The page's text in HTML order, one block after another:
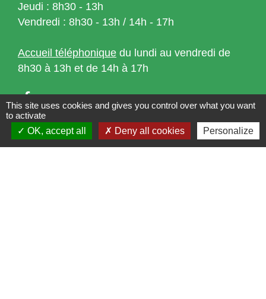
Jeudi : 8h30 - 13h
Vendredi : 8h30 - 13h / 14h - 17h
Accueil téléphonique du lundi au vendredi de
8h30 à 13h et de 14h à 17h
This site uses cookies and gives you control over what you want
to activate
OK, accept all
Deny all cookies Personalize